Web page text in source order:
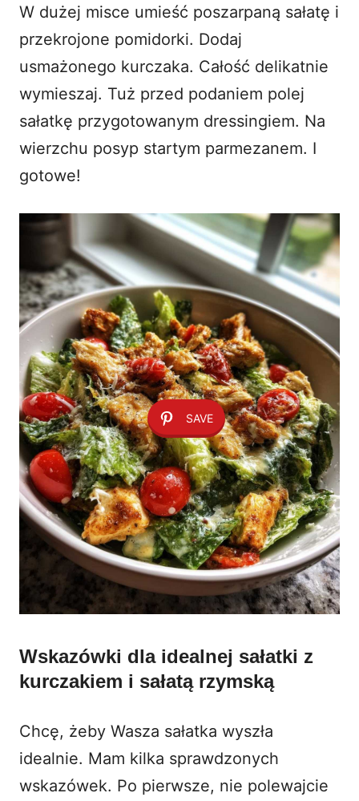
W dużej misce umieść poszarpaną sałatę i
przekrojone pomidorki. Dodaj
usmażonego kurczaka. Całość delikatnie
wymieszaj. Tuż przed podaniem polej
sałatkę przygotowanym dressingiem. Na
wierzchu posyp startym parmezanem. I
gotowe!
SAVE
Wskazówki dla idealnej sałatki z
kurczakiem i sałatą rzymską
Chcę, żeby Wasza sałatka wyszła
idealnie. Mam kilka sprawdzonych
wskazówek. Po pierwsze, nie polewajcie